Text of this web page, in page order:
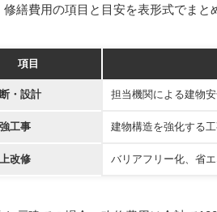
修繕費用の項目と目安を表形式でまと
項目
・設計 担当機関による建物
工事 建物構造を強化する
改修 バリアフリー化、省